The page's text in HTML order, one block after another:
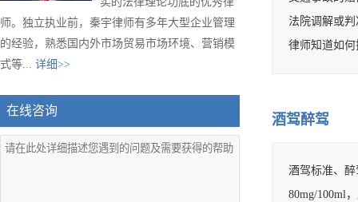
师。独立执业前，秦宇律师有多年大型企业管理
的经验，熟悉国内外市场贸易市场环境、营销模
式等... 详细>>
在线咨询
法院调解或
律师知道如
酒驾醉驾
酒驾标准、醉
80mg/100ml